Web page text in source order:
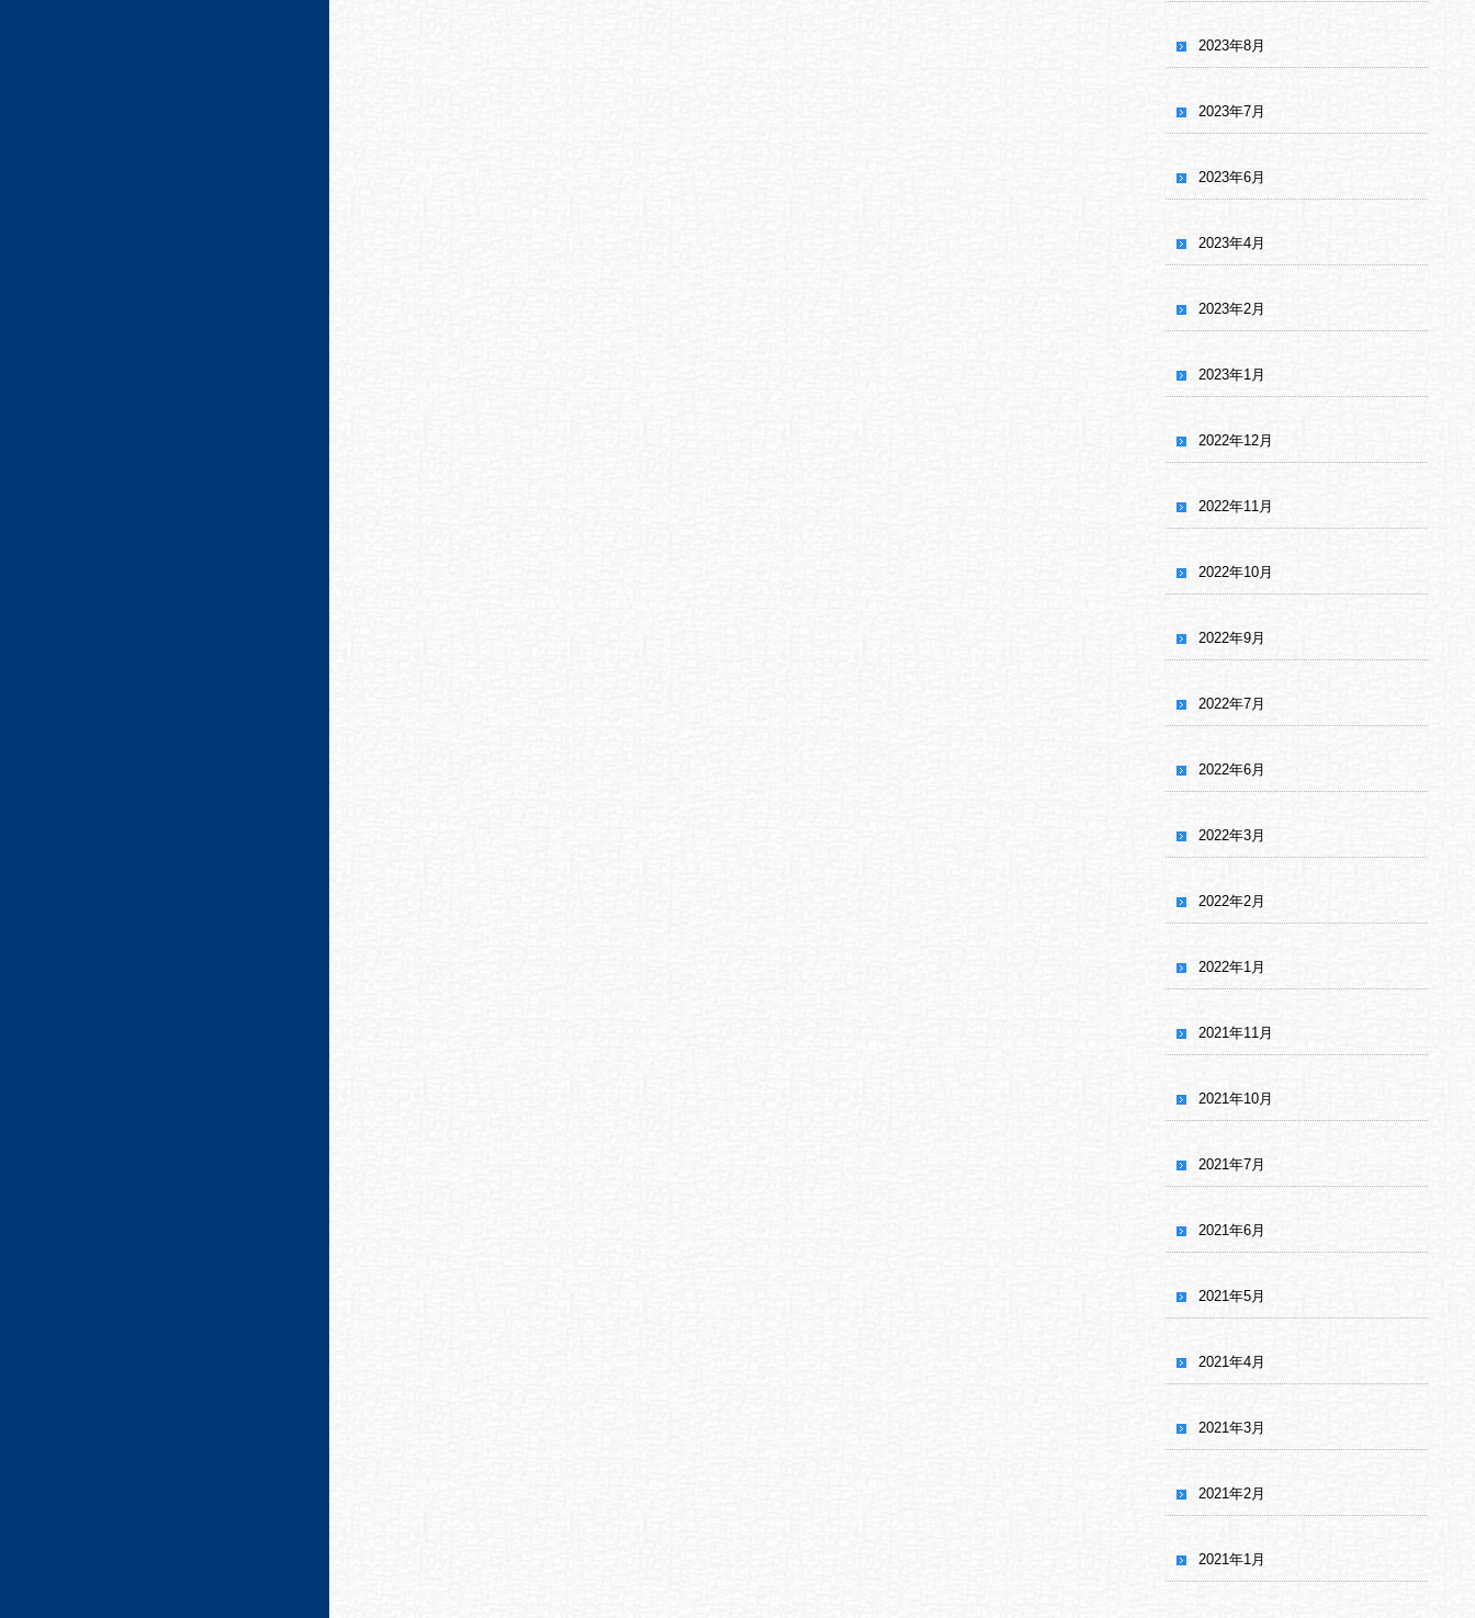
2023年8月
2023年7月
2023年6月
2023年4月
2023年2月
2023年1月
2022年12月
2022年11月
2022年10月
2022年9月
2022年7月
2022年6月
2022年3月
2022年2月
2022年1月
2021年11月
2021年10月
2021年7月
2021年6月
2021年5月
2021年4月
2021年3月
2021年2月
2021年1月